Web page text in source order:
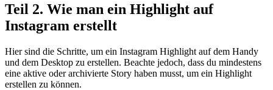
Teil 2. Wie man ein Highlight auf
Instagram erstellt
Hier sind die Schritte, um ein Instagram Highlight auf dem Handy
und dem Desktop zu erstellen. Beachte jedoch, dass du mindestens
eine aktive oder archivierte Story haben musst, um ein Highlight
erstellen zu können.